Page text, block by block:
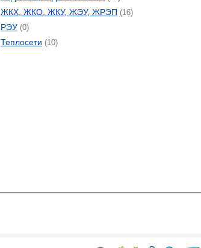
ЖКХ, ЖКО, ЖКУ, ЖЭУ, ЖРЭП (16)
РЭУ (0)
Теплосети (10)